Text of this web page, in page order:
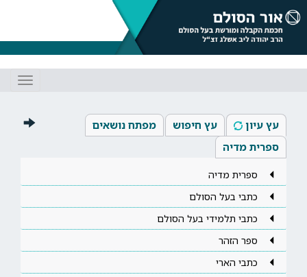
עץ עיון עץ חיפוש
מפתח נושאים
ספרית מדיה
ספרית מדיה
כתבי בעל הסולם
כתבי תלמידי בעל הסולם
ספר הזהר
כתבי הארי